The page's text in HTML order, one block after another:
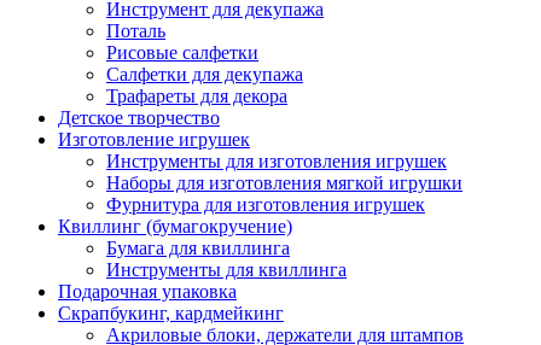
Инструмент для декупажа
Поталь
Рисовые салфетки
Салфетки для декупажа
Трафареты для декора
Детское творчество
Изготовление игрушек
Инструменты для изготовления игрушек
Наборы для изготовления мягкой игрушки
Фурнитура для изготовления игрушек
Квиллинг (бумагокручение)
Бумага для квиллинга
Инструменты для квиллинга
Подарочная упаковка
Скрапбукинг, кардмейкинг
Акриловые блоки, держатели для штампов